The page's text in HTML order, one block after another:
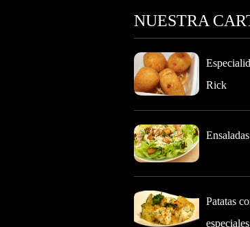
NUESTRA
Rick
Patatas
especiales